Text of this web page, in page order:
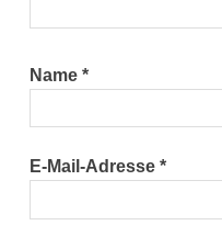
Name*
E-Mail-Adresse*